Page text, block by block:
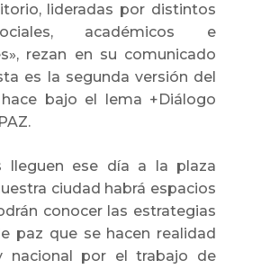
lideradas por distintos
académicos e
rezan en su comunicado
es la segunda versión del
bajo el lema +Diálogo
lleguen ese día a la plaza
ciudad habrá espacios
conocer las estrategias
paz que se hacen realidad
nacional por el trabajo de